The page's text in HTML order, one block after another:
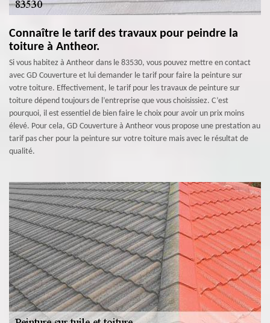
Connaître le tarif des travaux pour peindre la
toiture à Antheor.
Si vous habitez à Antheor dans le 83530, vous pouvez mettre en contact
avec GD Couverture et lui demander le tarif pour faire la peinture sur
votre toiture. Effectivement, le tarif pour les travaux de peinture sur
toiture dépend toujours de l’entreprise que vous choisissiez. C’est
pourquoi, il est essentiel de bien faire le choix pour avoir un prix moins
élevé. Pour cela, GD Couverture à Antheor vous propose une prestation au
tarif pas cher pour la peinture sur votre toiture mais avec le résultat de
qualité.